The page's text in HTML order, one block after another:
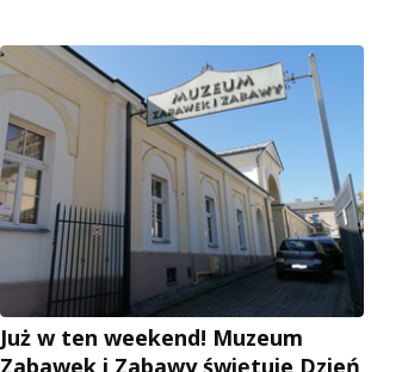
Już w ten weekend! Muzeum